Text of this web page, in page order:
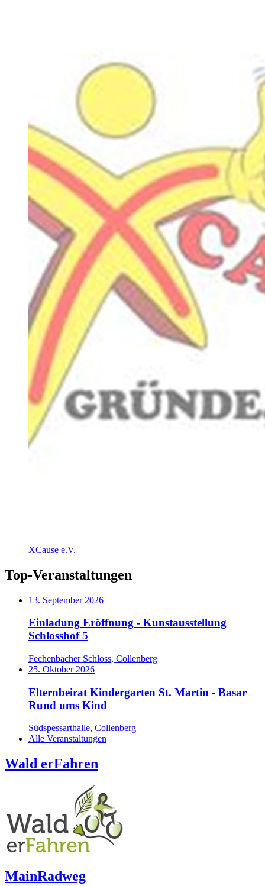
XCause e.V.
Top-Veranstaltungen
13. September 2026
Einladung Eröffnung - Kunstausstellung
Schlosshof 5
Fechenbacher Schloss, Collenberg
25. Oktober 2026
Elternbeirat Kindergarten St. Martin - Basar
Rund ums Kind
Südspessarthalle, Collenberg
Alle Veranstaltungen
Wald erFahren
MainRadweg